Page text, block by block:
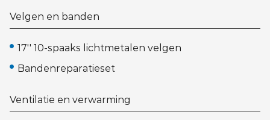
Velgen en banden
17'' 10-spaaks lichtmetalen velgen
Bandenreparatieset
Ventilatie en verwarming